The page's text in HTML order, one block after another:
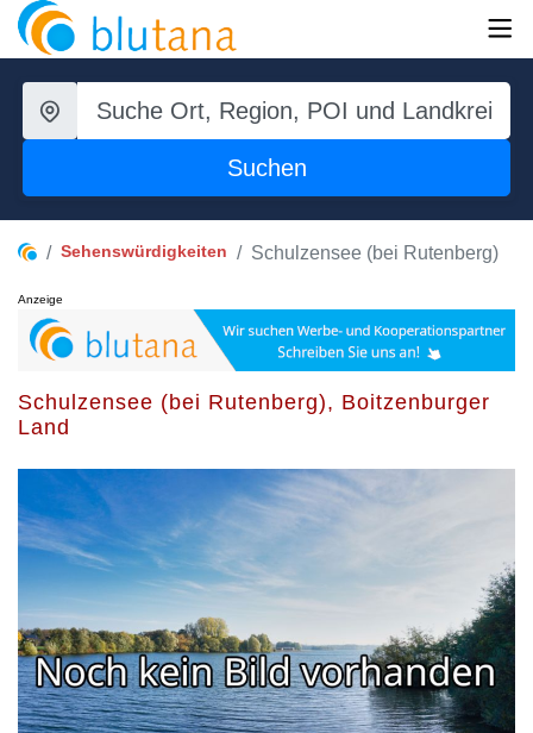
Suchen
Sehenswürdigkeiten Schulzensee (bei Rutenberg)
Anzeige
Schulzensee (bei Rutenberg), Boitzenburger
Land